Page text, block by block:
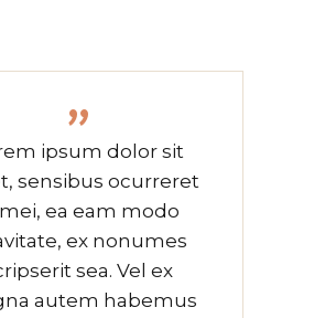
”
ipsum dolor sit
sensibus ocurreret
ea eam modo
ex nonumes
sea. Vel ex
autem habemus